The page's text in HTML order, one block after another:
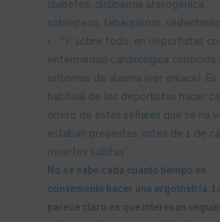
diabetes, dislipemia aterogénica,
sobrepeso, tabaquismo,
“Y, sobre todo, en deportistas
enfermedad cardiológica conocida
síntomas de alarma (ver enlace).
habitual de los deportistas hacer
omiso de estas señales que se ha
estaban presentes antes de 1 de
muertes súbitas”.
No se sabe cada cuanto tiempo es
conveniente hacer una ergometría.
parece claro es que interesan